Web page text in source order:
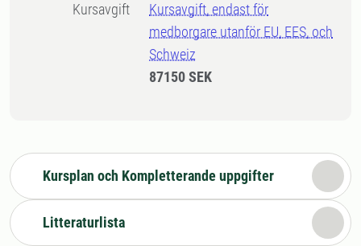
Kursavgift
Kursavgift, endast för
medborgare utanför EU, EES, och
Schweiz
87150 SEK
Kursplan och Kompletterande uppgifter
Litteraturlista